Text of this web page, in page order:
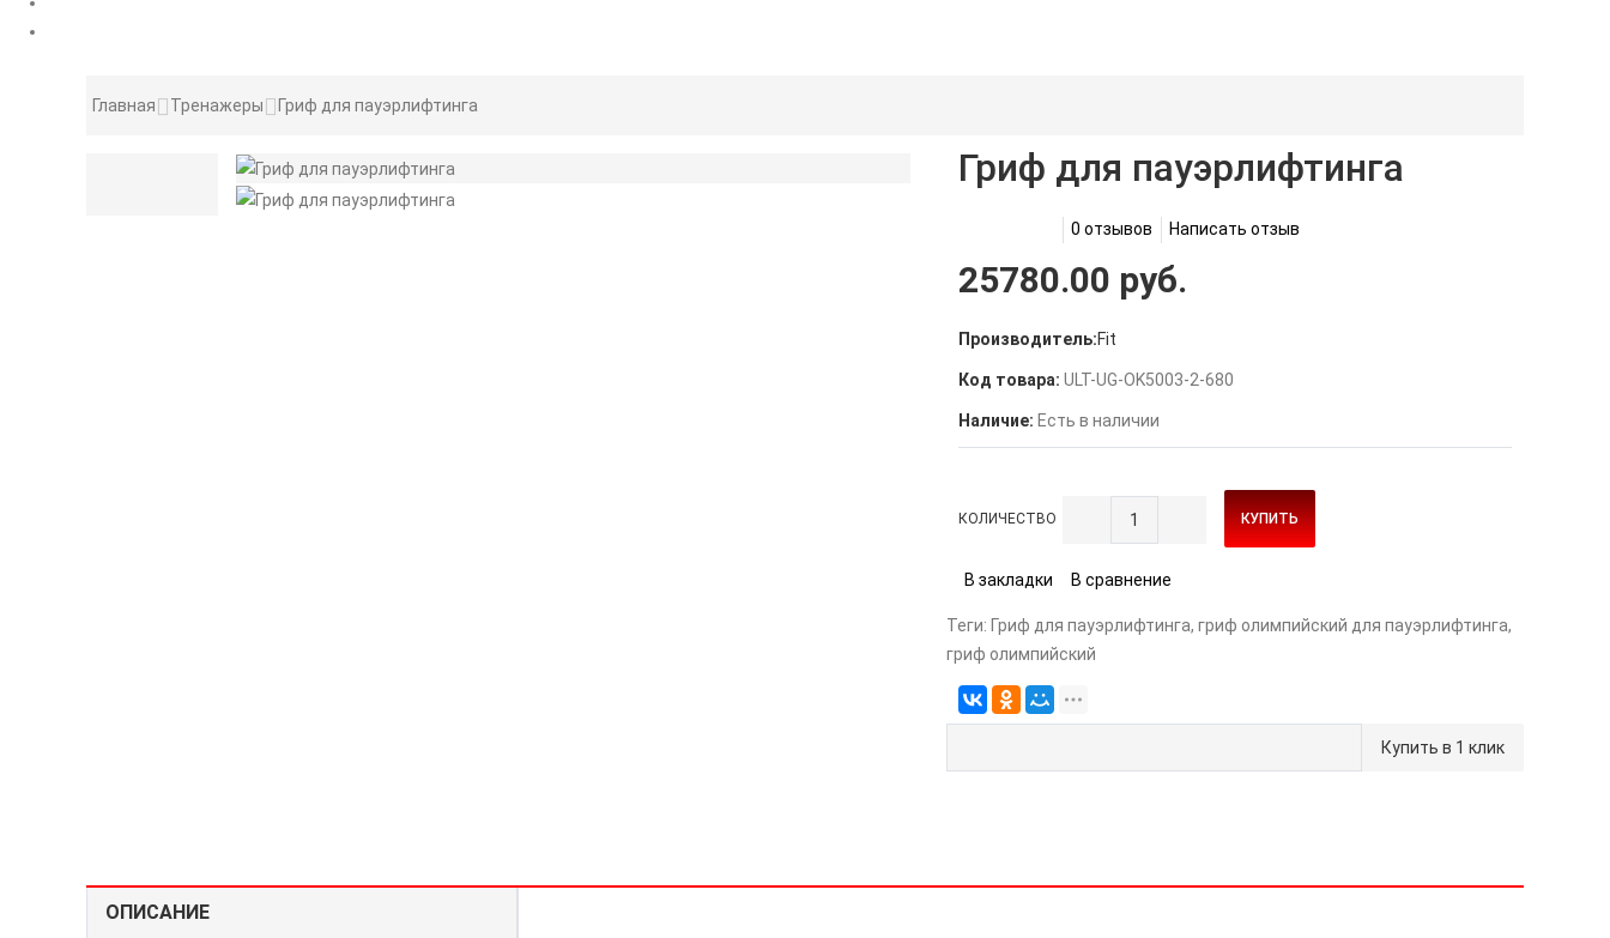
Главная Тренажеры Гриф для пауэрлифтинга
Гриф для пауэрлифтинга
0 отзывов Написать отзыв
25780.00 руб.
Производитель:Fit
Код товара: ULT-UG-OK5003-2-680
Наличие: Есть в наличии
КОЛИЧЕСТВО КУПИТЬ
В закладки В сравнение
Теги: Гриф для пауэрлифтинга, гриф олимпийский для пауэрлифтинга,
гриф олимпийский
Купить в 1 клик
ОПИСАНИЕ